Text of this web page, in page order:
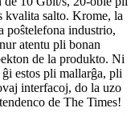
kvalita salto. Krome, la
poŝtelefona industrio,
atentu pli bonan
de la produkto. Ni
estos pli mallarĝa, pli
interfacoj, do la uzo
de The Times!